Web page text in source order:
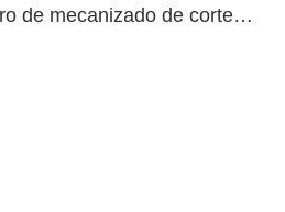
de mecanizado de corte